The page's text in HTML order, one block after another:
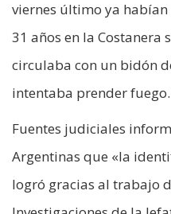
viernes último ya
31 años en la Costanera
circulaba con un bidón
intentaba prender fuego.
Fuentes judiciales
Argentinas que «la
logró gracias al trabajo